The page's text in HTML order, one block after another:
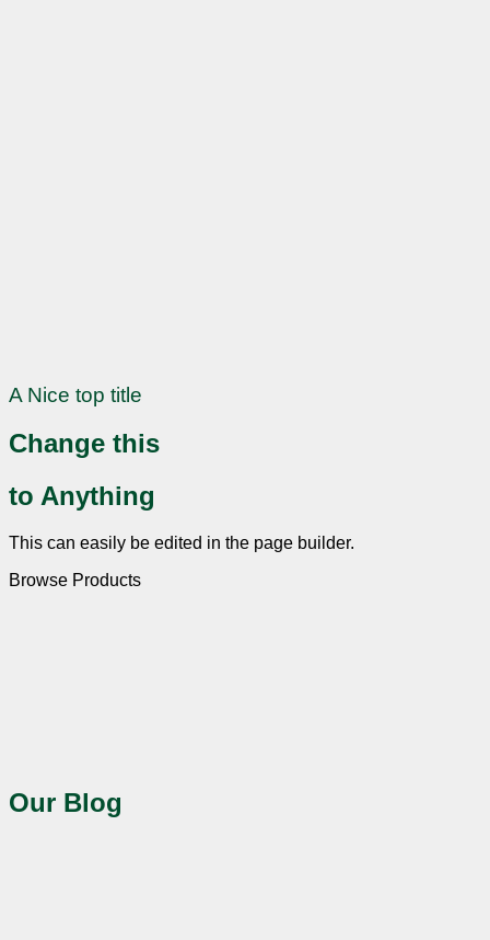
A Nice top title
Change this
to Anything
This can easily be edited in the page builder.
Browse Products
Our Blog